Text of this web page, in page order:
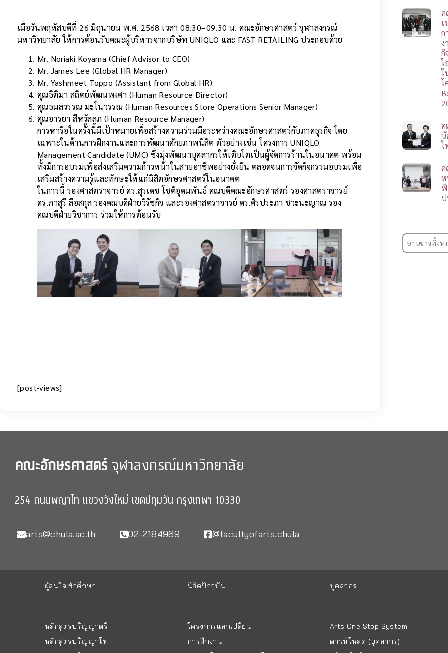
เมื่อวันพฤหัสบดีที่ 26 มิถุนายน พ.ศ. 2568 เวลา 08.30–09.30 น. คณะอักษรศาสตร์ จุฬาลงกรณ์
มหาวิทยาลัย ให้การต้อนรับคณะผู้บริหารจากบริษัท UNIQLO และ FAST RETAILING ประกอบด้วย
Mr. Noriaki Koyama (Chief Advisor to CEO)
Mr. James Lee (Global HR Manager)
Mr. Yashmeet Toppo (Assistant from Global HR)
คุณธิติมา สถิตย์พัฒนพงศา (Human Resource Director)
คุณธมลวรรณ มะโนวรรณ (Human Resources Store Operations Senior Manager)
คุณอารยา สีหวัลลภ (Human Resource Manager)
การหารือในครั้งนี้มีเป้าหมายเพื่อสร้างความร่วมมือระหว่างคณะอักษรศาสตร์กับภาคธุรกิจ โดย
เฉพาะในด้านการฝึกงานและการพัฒนาศักยภาพนิสิต ตัวอย่างเช่น โครงการ UNIQLO
Management Candidate (UMC) ซึ่งมุ่งพัฒนาบุคลากรให้เติบโตเป็นผู้จัดการร้านในอนาคต พร้อม
ทั้งมีการอบรมเพื่อส่งเสริมความก้าวหน้าในสายอาชีพอย่างยั่งยืน ตลอดจนการจัดกิจกรรมอบรมเพื่อ
เสริมสร้างความรู้และทักษะให้แก่นิสิตอักษรศาสตร์ในอนาคต
ในการนี้ รองศาสตราจารย์ ดร.สุรเดช โชติอุดมพันธ์ คณบดีคณะอักษรศาสตร์ รองศาสตราจารย์
ดร.ภาสุรี ลือสกุล รองคณบดีฝ่ายวิรัชกิจ และรองศาสตราจารย์ ดร.ศิรประภา ชวะนะญาณ รอง
คณบดีฝ่ายวิชาการ ร่วมให้การต้อนรับ
[post-views]
ก
ง
กิ
ไ
โ
ค
บั
ไ
ห
ป
อ่านข่าวทั้งห
คณะอักษรศาสตร์จุฬาลงกรณ์มหาวิทยาลัย
254 ถนนพญาไท แขวงวังใหม่ เขตปทุมวัน กรุงเทพฯ 10330
arts@chula.ac.th 02-2184969 @facultyofarts.chula
ผู้สนใจเข้าศึกษา
หลักสูตรปริญญาตรี
หลักสูตรปริญญาโท
นิสิตปัจจุบัน
โครงการแลกเปลี่ยน
การฝึกงาน
บุคลากร
Arts One Stop System
ดาวน์โหลด (บุคลากร)